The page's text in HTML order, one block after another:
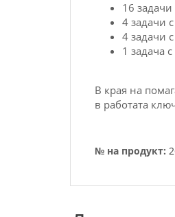
16
4 задачи
4 задачи
1 задача
В края на
в работата
№ на продукт: